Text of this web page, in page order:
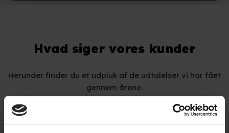
Hvad siger vores kunder
Herunder finder du et udpluk af de udtalelser vi har fået
gennem årene.